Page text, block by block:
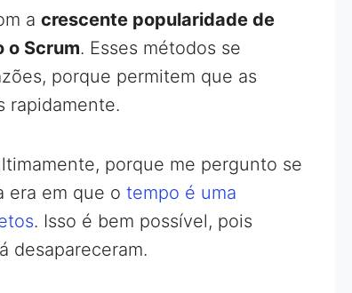
a crescente popularidade de
o Scrum. Esses métodos se
porque permitem que as
rapidamente.
porque me pergunto se
era em que o tempo é uma
. Isso é bem possível, pois
desapareceram.